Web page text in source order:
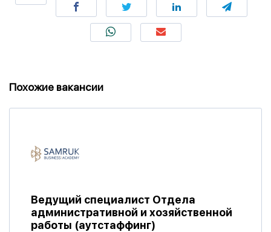
Похожие вакансии
Ведущий специалист Отдела
административной и хозяйственной
работы (аутстаффинг)